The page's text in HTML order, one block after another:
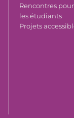
Rencontres
les étudiants
Projets